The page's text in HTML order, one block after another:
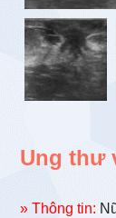
Ung thư
» Thông tin: